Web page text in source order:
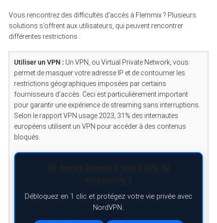
Vous rencontrez des difficultés d’accès à Flemmix ? Plusieurs
solutions s’offrent aux utilisateurs, qui peuvent rencontrer
différentes restrictions :
Utiliser un VPN : Un VPN, ou Virtual Private Network, vous
permet de masquer votre adresse IP et de contourner les
restrictions géographiques imposées par certains
fournisseurs d’accès. Ceci est particulièrement important
pour garantir une expérience de streaming sans interruptions.
Selon le rapport VPN usage 2023, 31% des internautes
européens utilisent un VPN pour accéder à des contenus
bloqués.
Débloquez en 1 clic et protégez votre vie privée avec
NordVPN.